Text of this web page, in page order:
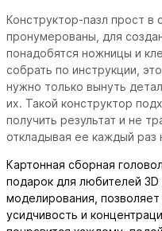
Конструктор-пазл прост в
пронумерованы, для
понадобятся ножницы и
собрать по инструкции,
нужно только вынуть
их. Такой конструктор
получить результат и не
откладывая ее каждый раз
Картонная сборная
подарок для любителей 3D
моделирования,
усидчивость и